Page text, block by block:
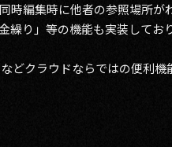
編集時に他者の参照場所が
り」等の機能も実装してお
クラウドならではの便利機